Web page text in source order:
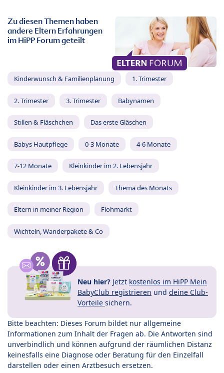
Zu diesen Themen haben
andere Eltern Erfahrungen
im HiPP Forum geteilt
Kinderwunsch & Familienplanung 1. Trimester
2. Trimester 3. Trimester Babynamen
Stillen & Fläschchen Das erste Gläschen
Babys Hautpflege 0-3 Monate 4-6 Monate
7-12 Monate Kleinkinder im 2. Lebensjahr
Kleinkinder im 3. Lebensjahr Thema des Monats
Eltern in meiner Region Flohmarkt
Wichteln, Wanderpakete & Co
Neu hier? Jetzt kostenlos im HiPP Mein
BabyClub registrieren und deine Club-
Vorteile sichern.
Bitte beachten: Dieses Forum bildet nur allgemeine
Informationen zum Inhalt der Fragen ab. Die Antworten sind
unverbindlich und können aufgrund der räumlichen Distanz
keinesfalls eine Diagnose oder Beratung für den Einzelfall
darstellen oder einen Arztbesuch ersetzen.